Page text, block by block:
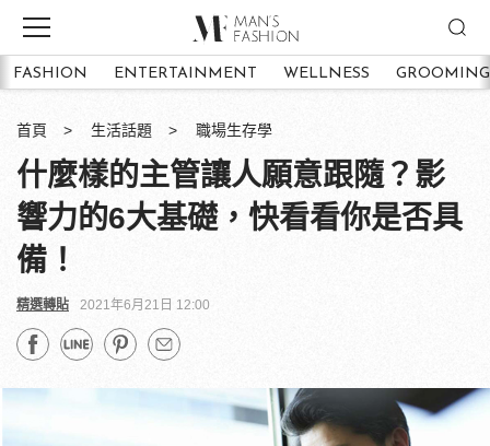
FASHION ENTERTAINMENT WELLNESS GROOMING
首頁 生活話題 職場生存學
什麼樣的主管讓人願意跟隨？影
響力的6大基礎，快看看你是否具
備！
精選轉貼 2021年6月21日 12:00